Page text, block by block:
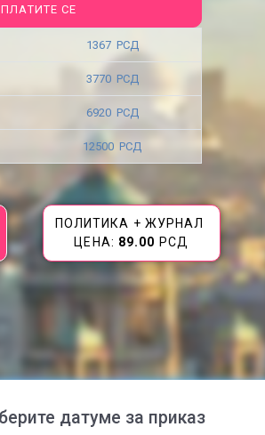
СЕ
1367 РСД
3770 РСД
6920 РСД
12500 РСД
ПОЛИТИКА + ЖУРНАЛ
ЦЕНА: 89.00 РСД
датуме за приказ